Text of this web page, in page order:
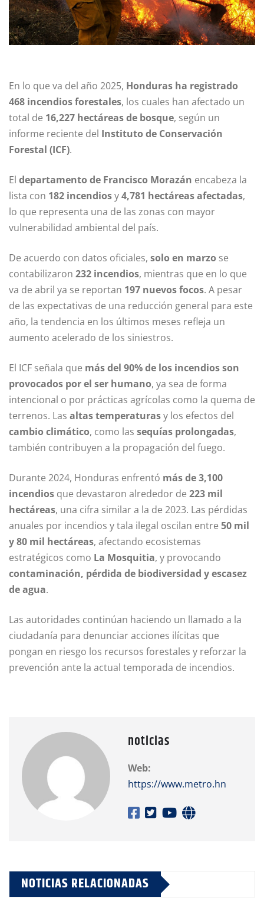
En lo que va del año 2025, Honduras ha registrado
468 incendios forestales, los cuales han afectado un
total de 16,227 hectáreas de bosque, según un
informe reciente del Instituto de Conservación
Forestal (ICF).
El departamento de Francisco Morazán encabeza la
lista con 182 incendiosy4,781 hectáreas afectadas,
lo que representa una de las zonas con mayor
vulnerabilidad ambiental del país.
De acuerdo con datos oficiales, solo en marzo se
contabilizaron 232 incendios, mientras que en lo que
va de abril ya se reportan 197 nuevos focos. A pesar
de las expectativas de una reducción general para este
año, la tendencia en los últimos meses refleja un
aumento acelerado de los siniestros.
El ICF señala que más del 90% de los incendios son
provocados por el ser humano, ya sea de forma
intencional o por prácticas agrícolas como la quema de
terrenos. Las altas temperaturasy los efectos del
cambio climático, como las sequías prolongadas,
también contribuyen a la propagación del fuego.
Durante 2024, Honduras enfrentó más de 3,100
incendios que devastaron alrededor de 223 mil
hectáreas, una cifra similar a la de 2023. Las pérdidas
anuales por incendios y tala ilegal oscilan entre 50 mil
y 80 mil hectáreas, afectando ecosistemas
estratégicos como La Mosquitia, y provocando
contaminación, pérdida de biodiversidad y escasez
de agua.
Las autoridades continúan haciendo un llamado a la
ciudadanía para denunciar acciones ilícitas que
pongan en riesgo los recursos forestales y reforzar la
prevención ante la actual temporada de incendios.
noticias
Web:
https://www.metro.hn
NOTICIAS RELACIONADAS